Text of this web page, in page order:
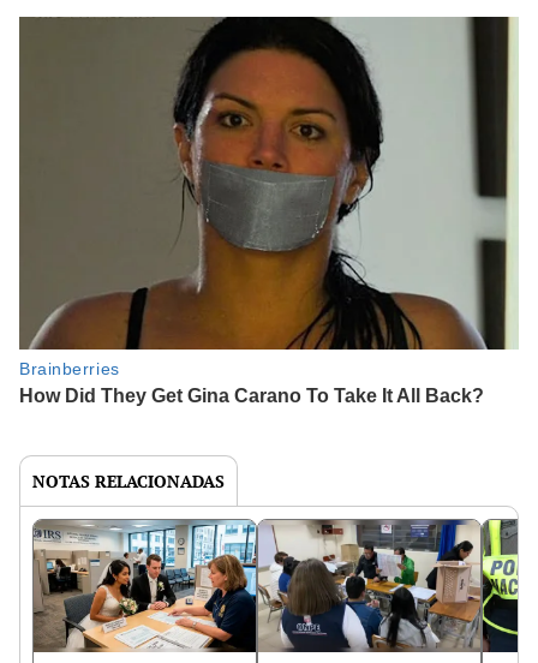
NOTAS RELACIONADAS